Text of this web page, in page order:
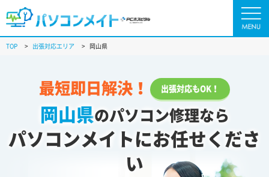
TOP > 出張対応エリア > 岡山県
最短即日解決！ 出張対応もOK！
岡山県のパソコン修理なら
パソコンメイトにお任せくださ
い